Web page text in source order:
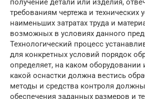
получение детали или изделия,
требованиям чертежа и технических
наименьших затратах труда и
возможных в условиях данного
Технологический процесс
для конкретных условий порядок
определяет, на каком
какой оснастки должна вестись
методы и средства контроля
обеспечения заданных размеров и